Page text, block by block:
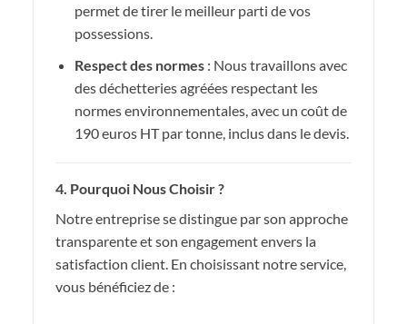
permet de tirer le meilleur parti de vos
possessions.
Respect des normes : Nous travaillons avec
des déchetteries agréées respectant les
normes environnementales, avec un coût de
190 euros HT par tonne, inclus dans le devis.
4. Pourquoi Nous Choisir ?
Notre entreprise se distingue par son approche
transparente et son engagement envers la
satisfaction client. En choisissant notre service,
vous bénéficiez de :